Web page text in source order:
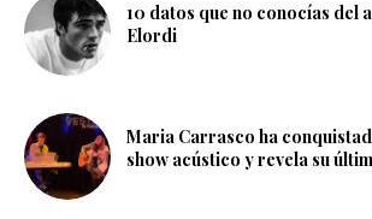
10 datos que no conocías del
Elordi
Maria Carrasco ha
show acústico y revela su